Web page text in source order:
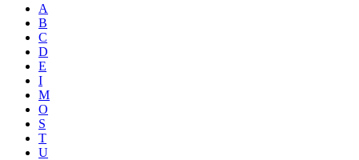
A
B
C
D
E
I
M
O
S
T
U